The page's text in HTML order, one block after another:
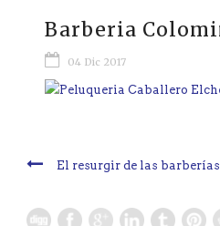
Barberia
04 Dic 2017
El resurgir de las barberías